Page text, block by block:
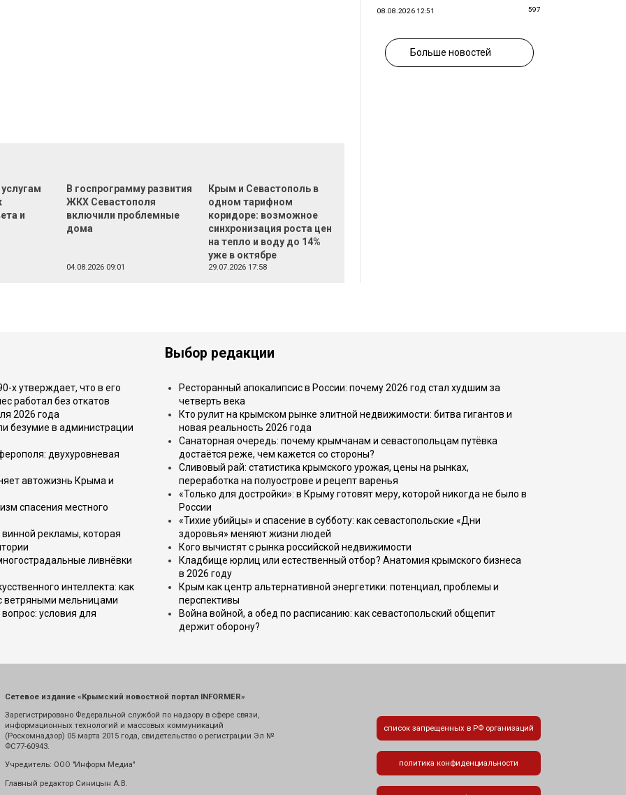
и
В госпрограмму развития
ЖКХ Севастополя
включили проблемные
дома
04.08.2026 09:01
Крым и Севастополь в
одном тарифном
коридоре: возможное
синхронизация роста цен
на тепло и воду до 14%
уже в октябре
29.07.2026 17:58
08.08.2026 12:51 597
Больше новостей
х утверждает, что в его
работал без откатов
2026 года
безумие в администрации
двухуровневая
автожизнь Крыма и
спасения местного
рекламы, которая
ливнёвки
интеллекта: как
ветряными мельницами
условия для
Выбор редакции
Ресторанный апокалипсис в России: почему 2026 год стал худшим за
четверть века
Кто рулит на крымском рынке элитной недвижимости: битва гигантов и
новая реальность 2026 года
Санаторная очередь: почему крымчанам и севастопольцам путёвка
достаётся реже, чем кажется со стороны?
Сливовый рай: статистика крымского урожая, цены на рынках,
переработка на полуострове и рецепт варенья
«Только для достройки»: в Крыму готовят меру, которой никогда не было в
России
«Тихие убийцы» и спасение в субботу: как севастопольские «Дни
здоровья» меняют жизни людей
Кого вычистят с рынка российской недвижимости
Кладбище юрлиц или естественный отбор? Анатомия крымского бизнеса
в 2026 году
Крым как центр альтернативной энергетики: потенциал, проблемы и
перспективы
Война войной, а обед по расписанию: как севастопольский общепит
держит оборону?
Сетевое издание «Крымский новостной портал INFORMER»
Зарегистрировано Федеральной службой по надзору в сфере связи,
информационных технологий и массовых коммуникаций
(Роскомнадзор) 05 марта 2015 года, свидетельство о регистрации Эл №
ФС77-60943.
Учредитель: ООО "Информ Медиа"
Главный редактор Синицын А.В.
список запрещенных в РФ организаций
политика конфиденциальности